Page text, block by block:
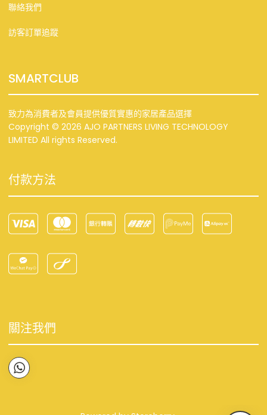
聯絡我們
訪客訂單追蹤
SMARTCLUB
致力為消費者及會員提供優質實惠的家居產品選擇
Copyright © 2026 AJO PARTNERS LIVING TECHNOLOGY
LIMITED All rights Reserved.
付款方法
關注我們